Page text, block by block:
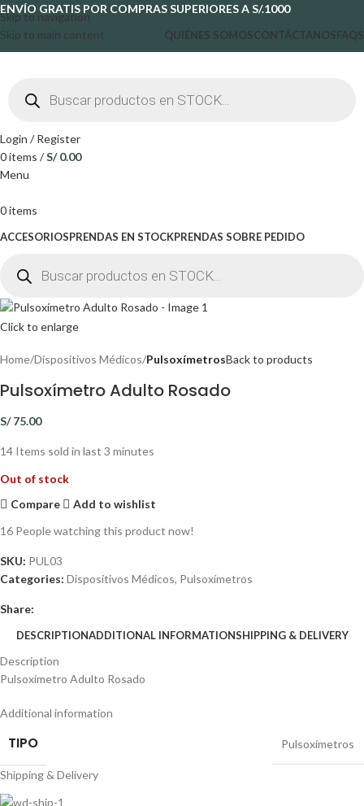
Skip to navigation
Skip to main content
ENVÍO GRATIS POR COMPRAS SUPERIORES A S/.1000
QUIÉNES SOMOSCONTÁCTANOSFAQS
Login / Register
0items /S/0.00
Menu
0items
ACCESORIOSPRENDAS EN STOCKPRENDAS SOBRE PEDIDO
Click to enlarge
Home Dispositivos Médicos PulsoxímetrosBack to products
Pulsoxímetro Adulto Rosado
S/75.00
14 Items sold in last 3 minutes
Out of stock
Compare
Add to wishlist
16 People watching this product now!
SKU: PUL03
Categories: Dispositivos Médicos, Pulsoxímetros
Share:
DESCRIPTIONADDITIONAL INFORMATIONSHIPPING & DELIVERY
Description
Pulsoxímetro Adulto Rosado
Additional information
TIPO Pulsoxímetros
Shipping & Delivery